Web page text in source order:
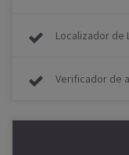
Localizador de
Verificador de